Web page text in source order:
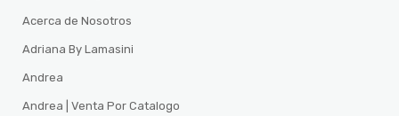
Acerca de Nosotros
Adriana By Lamasini
Andrea
Andrea | Venta Por Catalogo